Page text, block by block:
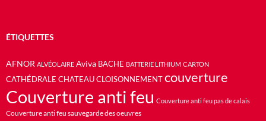
ÉTIQUETTES
AFNOR ALVÉOLAIRE Aviva BACHE BATTERIE LITHIUM CARTON
CATHÉDRALE CHATEAU CLOISONNEMENT couverture
Couverture anti feu Couverture anti feu pas de calais
Couverture anti feu sauvegarde des oeuvres